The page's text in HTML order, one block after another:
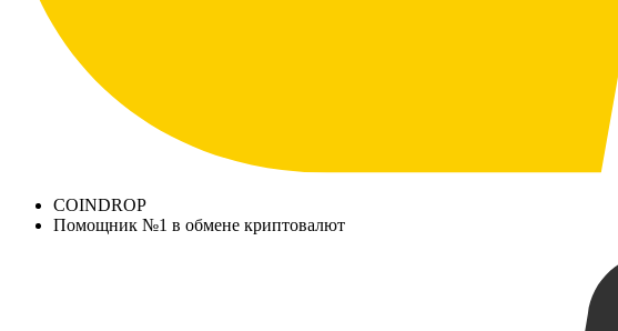
COINDROP
Помощник №1 в обмене криптовалют